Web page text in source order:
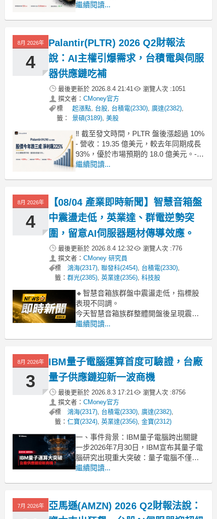
後每股盈餘（Non-GAAP）：1.66 美元
超
繼續閱讀...
8月 2026年
4
Palantir(PLTR) 2026 Q2財報法
說：AI主權引爆需求，台積電與伺服
器供應鏈吃補
最後更新於 2026.8.4 21:41 瀏覽人次 :1051
撰文者： CMoney官方
標
籤：
起漲點, 台股, 台積電(2330), 廣達(2382),
景碩(3189), 美股
‼️ 截至發文時間，PLTR 盤後漲超過 10%
- 營收：19.35 億美元，較去年同期成長
93%，優於市場預期的 18.0 億美元。-
EPS（非公認會計準則）：0.41 美元，
強的營運槓桿與獲利能
繼續閱讀...
8月 2026年
4
【08/04 產業即時新聞】智慧音箱盤
中震盪走低，英業達、群電逆勢突
圍，留意AI伺服器題材傳導效應。
最後更新於 2026.8.4 12:32 瀏覽人次 :776
撰文者： CMoney 研究員
標
籤：
鴻海(2317),聯發科(2454), 台積電(2330),
群光(2385),英業達(2356),科技股
🔸智慧音箱族群盤中震盪走低，指標股
表現不同調。
今天智慧音箱族群整體開盤後呈現震盪
走低態勢，類股跌幅約 -2.01%，主要權
英業達(2.82%)與電源供應器廠群電
(2.80%)卻逆勢走強，表現吸睛。這與多
數聲學與零組件廠如美
繼續閱讀...
8月 2026年
3
IBM量子電腦運算首度可驗證，台廠
量子供應鏈迎新一波商機
最後更新於 2026.8.3 17:21 瀏覽人次 :8756
撰文者： CMoney官方
標
籤：
鴻海(2317), 台積電(2330), 廣達(2382),
仁寶(2324), 英業達(2356), 金寶(2312)
一、事件背景：IBM量子電腦跨出關鍵
一步2026年7月30日，IBM宣布其量子電
腦研究出現重大突破：量子電腦不僅能
完成超越傳統電腦運算能力的任務，而
這句話聽起來有點抽象，白話來說就
是：以前量子電腦算出來的答案，因為
繼續閱讀...
7月 2026年
亞馬遜(AMZN) 2026 Q2財報法說：